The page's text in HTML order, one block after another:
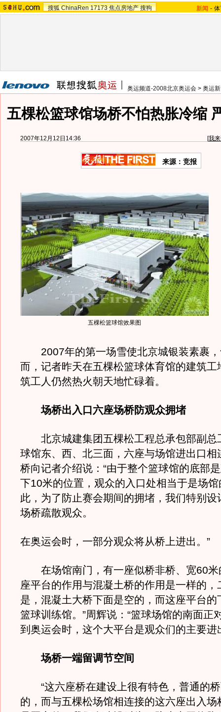
搜狐 ChinaRen 17173 焦点房地产 搜狗 新闻 -
奥运频道-2008北京奥运会 > 奥运
五棵松篮球馆场桥不怕热胀冷缩
2007年12月12日14:36 [我
来源：竞报
五棵松篮球馆效果图
2007年的第一场雪使北京城银装素裹，
而，记者昨天在五棵松篮球体育馆的建筑工
筑工人仍然热火朝天地忙碌着。
场桥出入口六座场桥防观众拥堵
北京城建集团五棵松工程总承包部副总
球馆东、西、北三面，六座与场馆进出口相
桥向记者介绍说：“由于整个篮球馆的底部
下10米的位置，观众的入口处相当于是场
此，为了防止赛会期间的拥堵，我们特别设
场桥疏散观众。
在奥运会时，一部分观众将从桥上进出。”
在场馆南门，有一座似桥非桥、宽60米
座平台的作用与混凝土桥的作用是一样的，
是，混凝土大桥下面是空的，而这座平台的
篮球训练馆。”周辉说：“篮球场馆的南面正
到奥运会时，这个大平台是观众们的主要进
场桥一端留调节空间
“这六座桥在建设上很有特色，普通的桥
的，而与五棵松场馆相连接的这六座出入场